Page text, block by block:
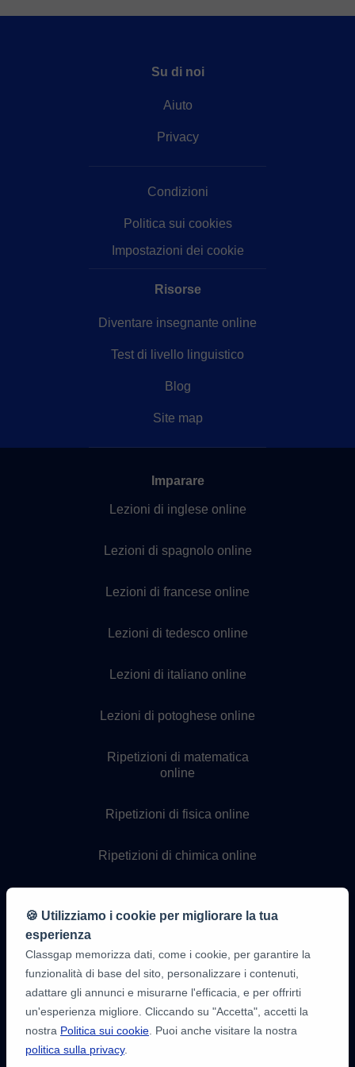
Su di noi
Aiuto
Privacy
Condizioni
Politica sui cookies
Impostazioni dei cookie
Risorse
Diventare insegnante online
Test di livello linguistico
Blog
Site map
Imparare
Lezioni di inglese online
Lezioni di spagnolo online
Lezioni di francese online
Lezioni di tedesco online
Lezioni di italiano online
Lezioni di potoghese online
Ripetizioni di matematica
online
Ripetizioni di fisica online
Ripetizioni di chimica online
online
🍪 Utilizziamo i cookie per migliorare la tua
esperienza
Classgap memorizza dati, come i cookie, per garantire la
funzionalità di base del sito, personalizzare i contenuti,
adattare gli annunci e misurarne l'efficacia, e per offrirti
un'esperienza migliore. Cliccando su "Accetta", accetti la
nostra Politica sui cookie . Puoi anche visitare la nostra
politica sulla privacy.